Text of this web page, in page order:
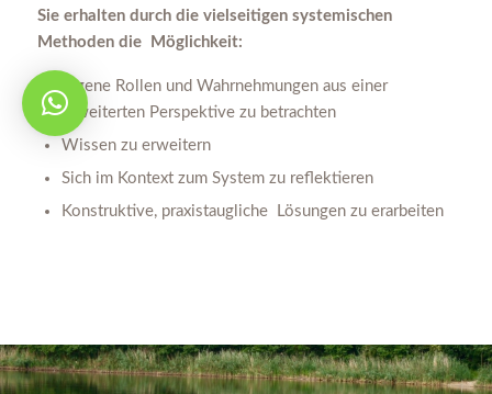
Sie erhalten durch die vielseitigen systemischen
Methoden die Möglichkeit:
Eigene Rollen und Wahrnehmungen aus einer
erweiterten Perspektive zu betrachten
Wissen zu erweitern
Sich im Kontext zum System zu reflektieren
Konstruktive, praxistaugliche Lösungen zu erarbeiten